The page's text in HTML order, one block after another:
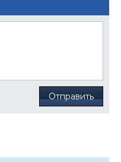
Отправить